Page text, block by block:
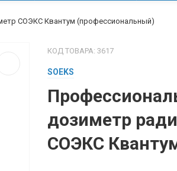
СОЭКС Квантум (профессиональный)
КОД ТОВАРА: 3617
SOEKS
дозиметр
СОЭКС